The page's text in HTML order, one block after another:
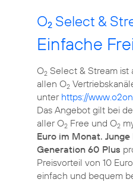
O2 Select &
Einfache
O2 Select & Stream ist
allen O2
unter https://
Das Angebot gilt bei
aller O2 Free und O2
Euro im Monat.
Generation 60 Plus
Preisvorteil von 10
einfach und bequem